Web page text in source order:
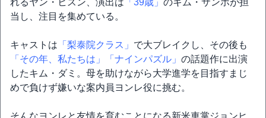
当し、注目を集めている。
キャストは 「梨泰院クラス」 で大ブレイクし、その後も
「その年、私たちは」
「ナインパズル」 の話題作に出演
したキム・ダミ。母を助けながら大学進学を目指すまじ
めで負けず嫌いな案内員ヨンレ役に挑む。
そんなヨンレと友情を育むことになる新米車掌ジョンヒ